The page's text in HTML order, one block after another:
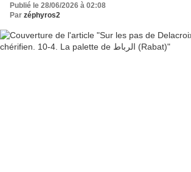
Publié le 28/06/2026 à 02:08
Par zéphyros2